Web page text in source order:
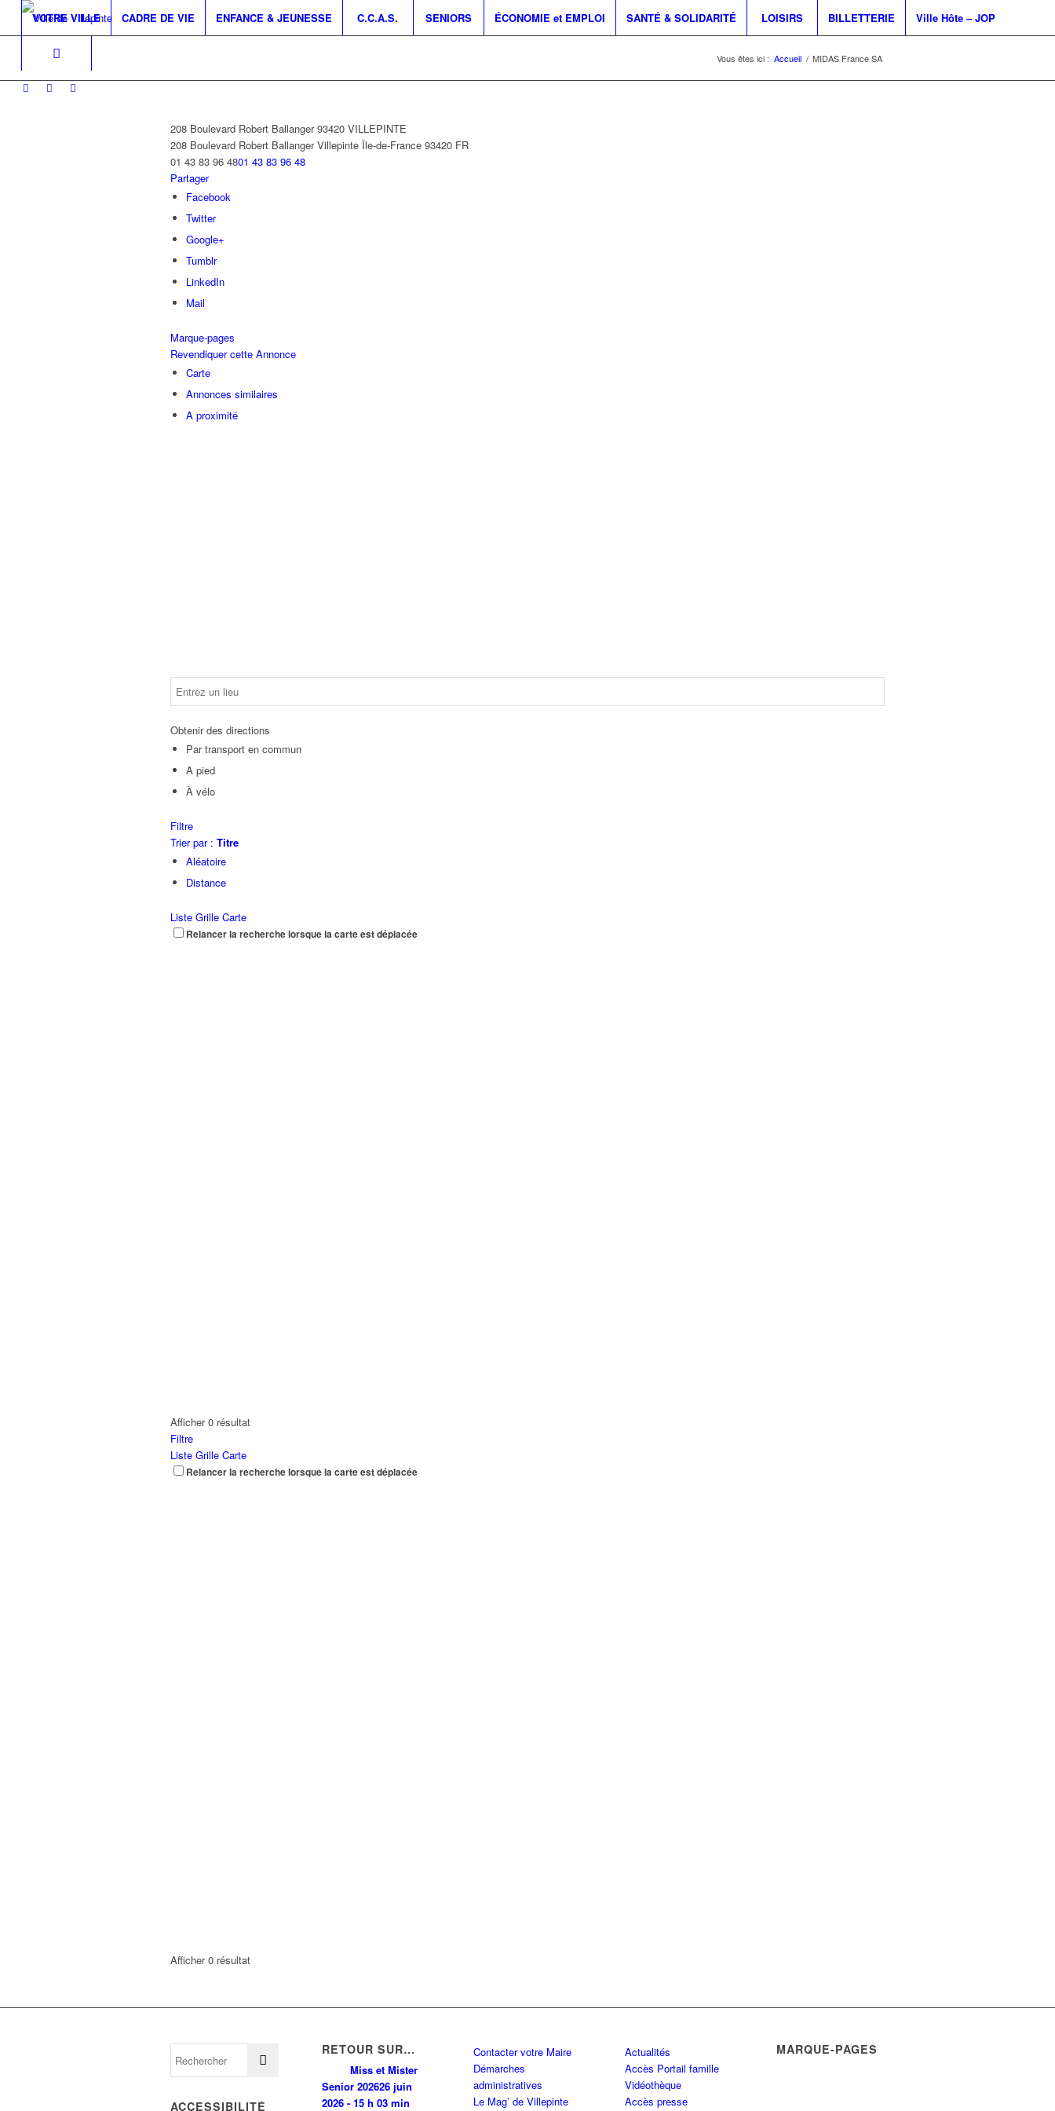
VOTRE VILLE CADRE DE VIE ENFANCE & JEUNESSE C.C.A.S. SENIORS ÉCONOMIE et EMPLOI SANTÉ & SOLIDARITÉ LOISIRS BILLETTERIE Ville Hôte – JOP
Vous êtes ici : Accueil / MIDAS France SA
208 Boulevard Robert Ballanger 93420 VILLEPINTE
208 Boulevard Robert Ballanger Villepinte Île-de-France 93420 FR
01 43 83 96 4801 43 83 96 48
Partager
Facebook
Twitter
Google+
Tumblr
LinkedIn
Mail
Marque-pages
Revendiquer cette Annonce
Carte
Annonces similaires
A proximité
Obtenir des directions
Par transport en commun
A pied
À vélo
Filtre
Trier par : Titre
Aléatoire
Distance
Liste Grille Carte
Relancer la recherche lorsque la carte est déplacée
Afficher 0 résultat
Filtre
Liste Grille Carte
Relancer la recherche lorsque la carte est déplacée
Afficher 0 résultat
ACCESSIBILITÉ
RETOUR SUR…
Miss et Mister
Senior 202626 juin
2026 - 15 h 03 min
Contacter votre Maire
Démarches
administratives
Le Mag’ de Villepinte
Actualités
Accès Portail famille
Vidéothèque
Accès presse
MARQUE-PAGES